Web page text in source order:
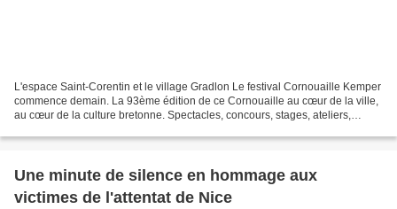
L'espace Saint-Corentin et le village Gradlon Le festival Cornouaille Kemper
commence demain. La 93ème édition de ce Cornouaille au cœur de la ville,
au cœur de la culture bretonne. Spectacles, concours, stages, ateliers,
Une minute de silence en hommage aux
victimes de l'attentat de Nice